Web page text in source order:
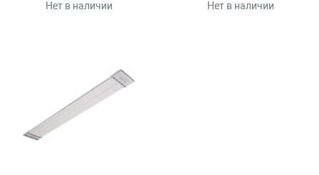
Нет в наличии Нет в наличии